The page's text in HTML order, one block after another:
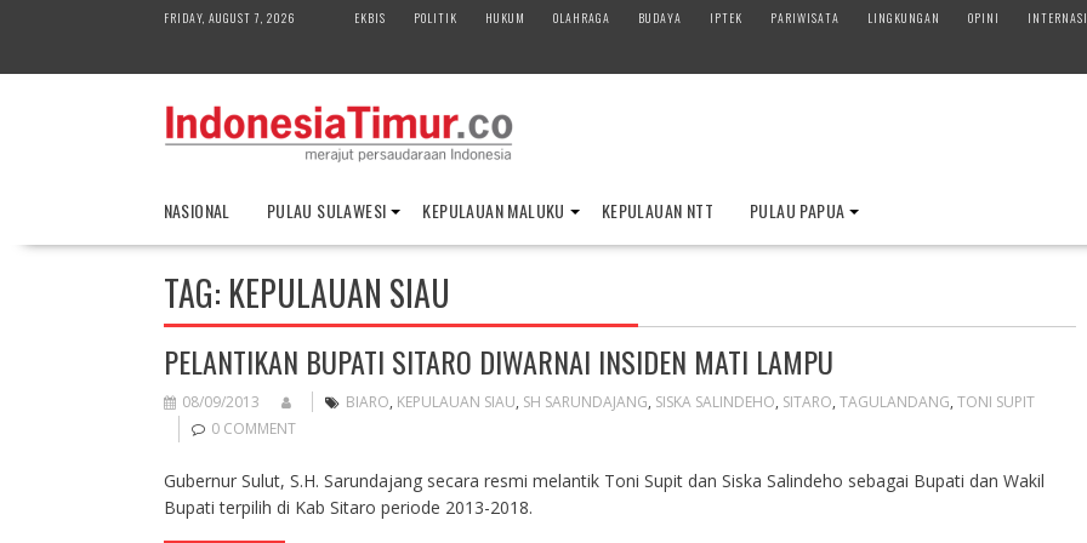
FRIDAY, AUGUST 7, 2026 EKBIS POLITIK HUKUM OLAHRAGA BUDAYA IPTEK PARIWISATA LINGKUNGAN OPINI
NASIONAL PULAU SULAWESI KEPULAUAN MALUKU KEPULAUAN NTT PULAU PAPUA
TAG: KEPULAUAN SIAU
PELANTIKAN BUPATI SITARO DIWARNAI INSIDEN MATI LAMPU
08/09/2013 BIARO, KEPULAUAN SIAU, SH SARUNDAJANG, SISKA SALINDEHO, SITARO, TAGULANDANG, TONI SUPIT
0 COMMENT
Gubernur Sulut, S.H. Sarundajang secara resmi melantik Toni Supit dan Siska Salindeho sebagai Bupati dan Wakil
Bupati terpilih di Kab Sitaro periode 2013-2018.